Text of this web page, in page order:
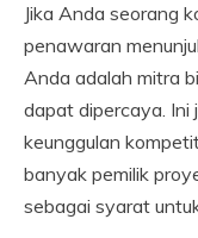
Jika Anda seorang
penawaran
Anda adalah mitra
dapat dipercaya. Ini
keunggulan
banyak pemilik
sebagai syarat